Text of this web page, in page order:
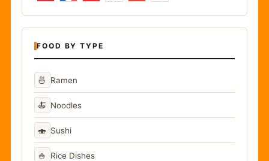
FOOD BY TYPE
🍜 Ramen
🍝 Noodles
🍣 Sushi
🍚 Rice Dishes